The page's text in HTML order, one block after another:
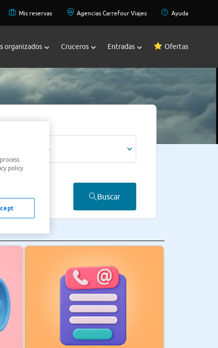
Mis reservas Agencias Carrefour Viajes Ayuda
organizados Cruceros Entradas Ofertas
1 adulto
Buscar
policy